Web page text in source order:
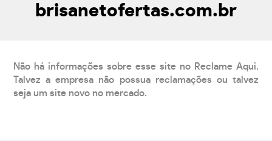
brisanetofertas.com.br
Não há informações sobre esse site no Reclame Aqui.
Talvez a empresa não possua reclamações ou talvez
seja um site novo no mercado.